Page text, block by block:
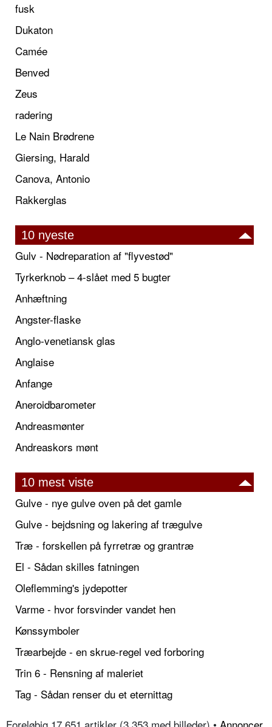
fusk
Dukaton
Camée
Benved
Zeus
radering
Le Nain Brødrene
Giersing, Harald
Canova, Antonio
Rakkerglas
10 nyeste
Gulv - Nødreparation af "flyvestød"
Tyrkerknob – 4-slået med 5 bugter
Anhæftning
Angster-flaske
Anglo-venetiansk glas
Anglaise
Anfange
Aneroidbarometer
Andreasmønter
Andreaskors mønt
10 mest viste
Gulve - nye gulve oven på det gamle
Gulve - bejdsning og lakering af trægulve
Træ - forskellen på fyrretræ og grantræ
El - Sådan skilles fatningen
Oleflemming's jydepotter
Varme - hvor forsvinder vandet hen
Kønssymboler
Træarbejde - en skrue-regel ved forboring
Trin 6 - Rensning af maleriet
Tag - Sådan renser du et eternittag